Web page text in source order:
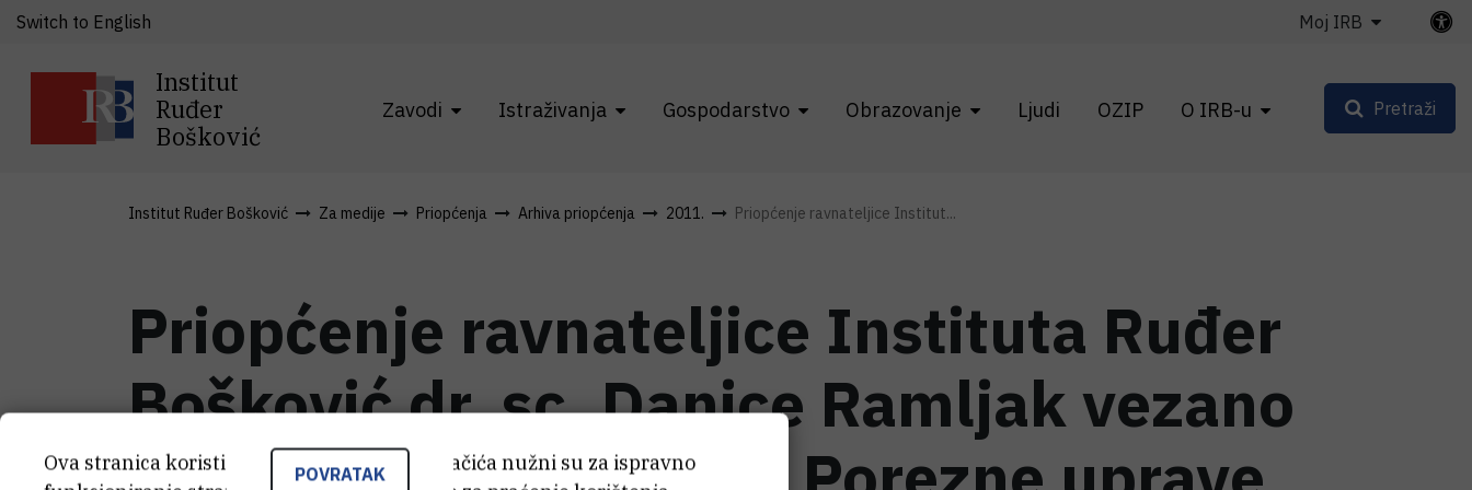
Institut
Ruđer
Bošković
Zavodi Istraživanja Gospodarstvo Obrazovanje Ljudi OZIP O IRB-u
Switch to English Moj IRB
Pretraži
Institut Ruđer Bošković Za medije Priopćenja Arhiva priopćenja 2011. Priopćenje ravnateljice Institut...
Priopćenje ravnateljice Instituta Ruđer
Bošković dr. sc. Danice Ramljak vezano
POVRATAK
Ova stranica koristi kolačiće. Neki od tih kolačića nužni su za ispravno